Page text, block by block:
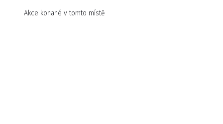
Akce konané v tomto místě